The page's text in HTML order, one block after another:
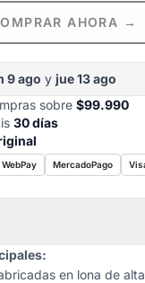
AHORA →
9 ago y jue 13 ago
sobre $99.990
30 días
WebPay MercadoPago
en lona de